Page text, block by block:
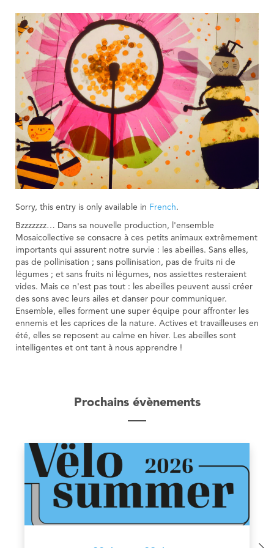
Sorry, this entry is only available in French.
Bzzzzzzz… Dans sa nouvelle production, l'ensemble
Mosaicollective se consacre à ces petits animaux extrêmement
importants qui assurent notre survie : les abeilles. Sans elles,
pas de pollinisation ; sans pollinisation, pas de fruits ni de
légumes ; et sans fruits ni légumes, nos assiettes resteraient
vides. Mais ce n'est pas tout : les abeilles peuvent aussi créer
des sons avec leurs ailes et danser pour communiquer.
Ensemble, elles forment une super équipe pour affronter les
ennemis et les caprices de la nature. Actives et travailleuses en
été, elles se reposent au calme en hiver. Les abeilles sont
intelligentes et ont tant à nous apprendre !
Prochains évènements